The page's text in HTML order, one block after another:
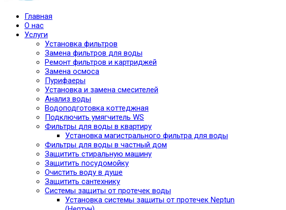
Главная
О нас
Услуги
Установка фильтров
Замена фильтров для воды
Ремонт фильтров и картриджей
Замена осмоса
Пурифаеры
Установка и замена смесителей
Анализ воды
Водоподготовка коттеджная
Подключить умягчитель WS
Фильтры для воды в квартиру
Установка магистрального фильтра для воды
Фильтры для воды в частный дом
Защитить стиральную машину
Защитить посудомойку
Очистить воду в душе
Защитить сантехнику
Системы защиты от протечек воды
Установка системы защиты от протечек Neptun